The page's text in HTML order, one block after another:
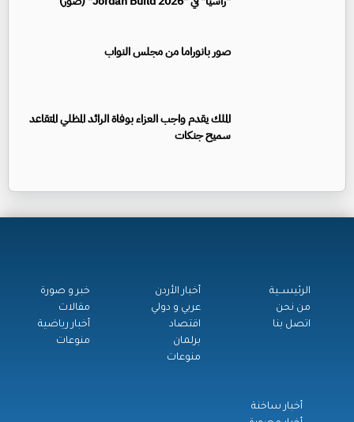
صور بانوراما من مجلس النواب
الملك يقدم واجب العزاء بوفاة الرائد المظلي المتقاعد
سميح جنكات
الرئيســية
من نحن
اتصل بنا
أخبار الأردن
عربي و دولي
اقتصاد
برلمان
منوعات
خبر و صورة
مقالات
أخبار رياضية
منوعات
أخبار ساخنة